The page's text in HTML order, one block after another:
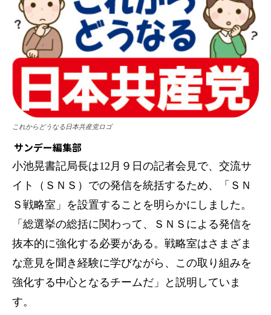
これからどうなる日本共産党ロゴ
サンデー編集部
小池晃書記局長は12月９日の記者会見で、交流サ
イト（ＳＮＳ）での発信を統括するため、「ＳＮ
Ｓ戦略室」を設置することを明らかにしました。
「総選挙の総括に関わって、ＳＮＳによる発信を
抜本的に強化する必要がある。戦略室はさまざま
な意見を聞き経験に学びながら、この取り組みを
強化する中心となるチームだ」と説明していま
す。